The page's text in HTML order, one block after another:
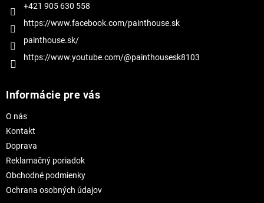
+421 905 630 558
https://www.facebook.com/painthouse.sk
painthouse.sk/
https://www.youtube.com/@painthousesk8103
Informácie pre vás
O nás
Kontakt
Doprava
Reklamačný poriadok
Obchodné podmienky
Ochrana osobných údajov